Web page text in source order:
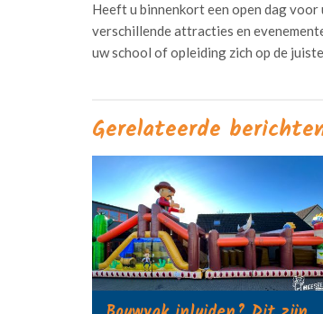
Heeft u binnenkort een open dag voor
verschillende attracties en
uw school of opleiding zich op de
Gerelateerde